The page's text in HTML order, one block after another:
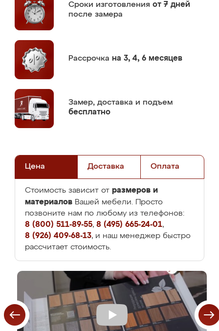
Сроки изготовления от 7 дней
после замера
Рассрочка на 3, 4, 6 месяцев
Замер, доставка и подъем
бесплатно
Цена Доставка Оплата
Стоимость зависит от размеров и
материалов Вашей мебели. Просто
позвоните нам по любому из телефонов:
8 (800) 511-89-55, 8 (495) 665-24-01,
8 (926) 409-68-13, и наш менеджер быстро
рассчитает стоимость.